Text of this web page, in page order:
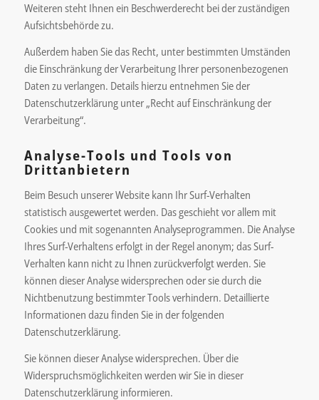
Weiteren steht Ihnen ein Beschwerderecht bei der zuständigen
Aufsichtsbehörde zu.
Außerdem haben Sie das Recht, unter bestimmten Umständen
die Einschränkung der Verarbeitung Ihrer personenbezogenen
Daten zu verlangen. Details hierzu entnehmen Sie der
Datenschutzerklärung unter „Recht auf Einschränkung der
Verarbeitung“.
Analyse-Tools und Tools von
Drittanbietern
Beim Besuch unserer Website kann Ihr Surf-Verhalten
statistisch ausgewertet werden. Das geschieht vor allem mit
Cookies und mit sogenannten Analyseprogrammen. Die Analyse
Ihres Surf-Verhaltens erfolgt in der Regel anonym; das Surf-
Verhalten kann nicht zu Ihnen zurückverfolgt werden. Sie
können dieser Analyse widersprechen oder sie durch die
Nichtbenutzung bestimmter Tools verhindern. Detaillierte
Informationen dazu finden Sie in der folgenden
Datenschutzerklärung.
Sie können dieser Analyse widersprechen. Über die
Widerspruchsmöglichkeiten werden wir Sie in dieser
Datenschutzerklärung informieren.